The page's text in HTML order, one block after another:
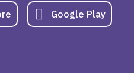
Google Play